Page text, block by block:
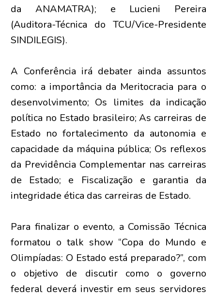
da ANAMATRA); e Lucieni Pereira
(Auditora-Técnica do TCU/Vice-Presidente
SINDILEGIS).
A Conferência irá debater ainda assuntos
como: a importância da Meritocracia para o
desenvolvimento; Os limites da indicação
política no Estado brasileiro; As carreiras de
Estado no fortalecimento da autonomia e
capacidade da máquina pública; Os reflexos
da Previdência Complementar nas carreiras
de Estado; e Fiscalização e garantia da
integridade ética das carreiras de Estado.
Para finalizar o evento, a Comissão Técnica
formatou o talk show “Copa do Mundo e
Olimpíadas: O Estado está preparado?”, com
o objetivo de discutir como o governo
federal deverá investir em seus servidores